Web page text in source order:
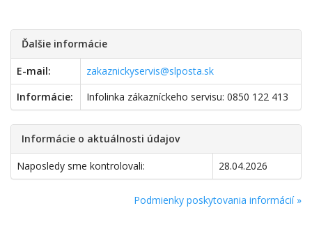
Ďalšie informácie
E-mail:
zakaznickyservis@slposta.sk
Informácie:
Infolinka zákazníckeho servisu: 0850 122 413
Informácie o aktuálnosti údajov
Naposledy sme kontrolovali: 28.04.2026
Podmienky poskytovania informácií »